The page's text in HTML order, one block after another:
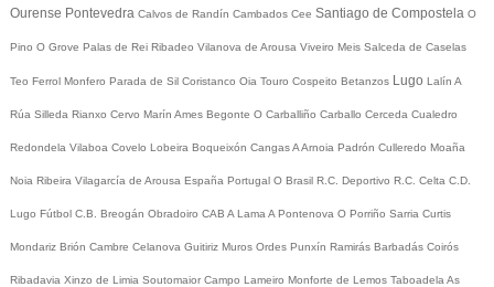
Ourense Pontevedra Calvos de Randín Cambados Cee Santiago de Compostela O
Pino O Grove Palas de Rei Ribadeo Vilanova de Arousa Viveiro Meis Salceda de Caselas
Teo Ferrol Monfero Parada de Sil Coristanco Oia Touro Cospeito Betanzos Lugo Lalín A
Rúa Silleda Rianxo Cervo Marín Ames Begonte O Carballiño Carballo Cerceda Cualedro
Redondela Vilaboa Covelo Lobeira Boqueixón CangasA Arnoia Padrón Culleredo Moaña
Noia Ribeira Vilagarcía de Arousa España Portugal O Brasil R.C. Deportivo R.C. Celta C.D.
Lugo Fútbol C.B. Breogán Obradoiro CAB A Lama A Pontenova O Porriño Sarria Curtis
Mondariz Brión Cambre Celanova Guitiriz Muros Ordes Punxín Ramirás Barbadás Coirós
Ribadavia Xinzo de Limia Soutomaior Campo Lameiro Monforte de Lemos Taboadela As